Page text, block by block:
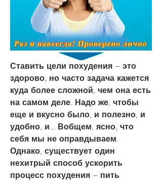
Ставить цели похудения – это
здорово, но часто задача кажется
куда более сложной, чем она есть
на самом деле. Надо же, чтобы
еще и вкусно было, и полезно, и
удобно, и… Вобщем, ясно, что
себя мы не оправдываем.
Однако, существует один
нехитрый способ ускорить
процесс похудения – пить